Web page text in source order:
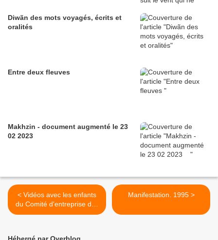
Diwãn des mots voyagés, écrits et
oralités
Entre deux fleuves
Makhzin - document augmenté le 23
02 2023
< Vidéos avec les enfants
du Comité d'entreprise des
cheminots. Avignon. 1995
Manifestation. 1995 >